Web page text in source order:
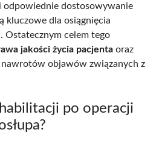
dostosowywanie
kluczowe dla osiągnięcia
Ostatecznym celem tego
jakości życia pacjenta oraz
objawów związanych z
po operacji